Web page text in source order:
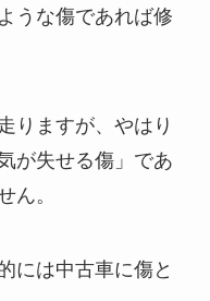
うな傷であれば修
りますが、やはり
が失せる傷」であ
ん。
には中古車に傷と